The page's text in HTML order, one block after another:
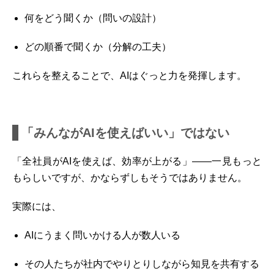
何をどう聞くか（問いの設計）
どの順番で聞くか（分解の工夫）
これらを整えることで、AIはぐっと力を発揮します。
「みんながAIを使えばいい」ではない
「全社員がAIを使えば、効率が上がる」――一見もっと
もらしいですが、かならずしもそうではありません。
実際には、
AIにうまく問いかける人が数人いる
その人たちが社内でやりとりしながら知見を共有する